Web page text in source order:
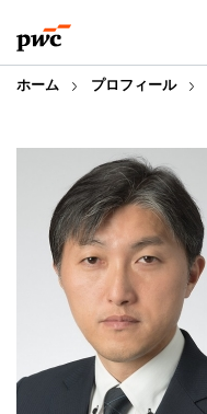
to
content
to
footer
ホーム プロフィール